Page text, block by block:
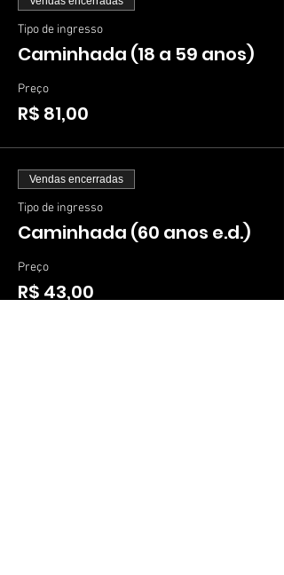
Tipo de ingresso
Caminhada (18 a 59 anos)
Preço
R$ 81,00
Vendas encerradas
Tipo de ingresso
Caminhada (60 anos e.d.)
Preço
R$ 43,00